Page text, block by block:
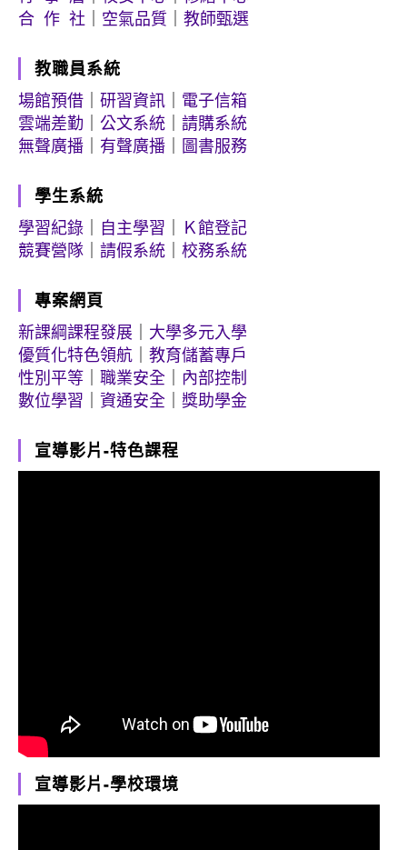
合 作 社
空氣品質 教師甄選
教職員系統
場館預借
研習資訊
電子信箱
雲端差勤
公文系統
請購系統
無聲廣播
有聲廣播 圖書服務
學生系統
學習紀錄
自主學習
Ｋ館登記
競賽營隊
請假系統 校務系統
專案網頁
新課綱課程發展
大學多元入學
優質化特色領航
教育儲蓄專戶
性別平等
職業安全
內部控制
數位學習
資通安全 獎助學金
宣導影片-特色課程
宣導影片-學校環境